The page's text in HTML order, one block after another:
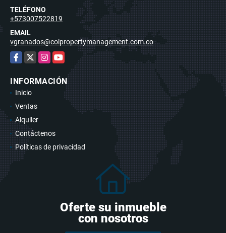
TELÉFONO
+573007522819
EMAIL
vgranados@colpropertymanagement.com.co
Facebook
X Instagram
YouTube
INFORMACIÓN
Inicio
Ventas
Alquiler
Contáctenos
Políticas de privacidad
Oferte su inmueble
con nosotros